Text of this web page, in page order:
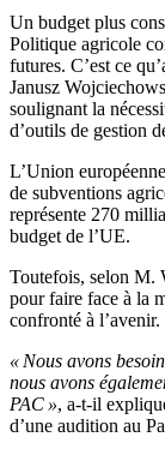
Un budget plus
Politique agricole
futures. C’est ce
Janusz
soulignant la
d’outils de gestion
L’Union
de subventions
représente 270
budget de l’UE.
Toutefois, selon M.
pour faire face à la
confronté à l’avenir.
« Nous avons
nous avons
PAC », a-t-il
d’une audition au